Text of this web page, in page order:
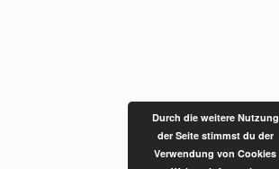
Durch die weitere Nutzung
der Seite stimmst du der
Verwendung von Cookies